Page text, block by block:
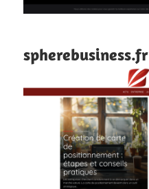
spherebusiness.fr